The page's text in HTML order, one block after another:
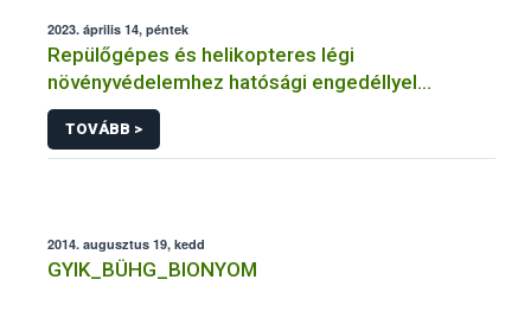
2023. április 14, péntek
Repülőgépes és helikopteres légi
növényvédelemhez hatósági engedéllyel
rendelkező szervezetek
TOVÁBB >
2014. augusztus 19, kedd
GYIK_BÜHG_BIONYOM